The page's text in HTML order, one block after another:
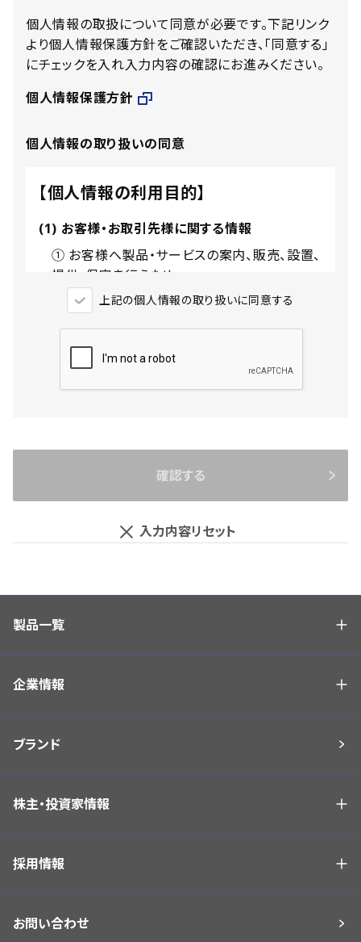
個人情報の取扱について同意が必要です。下記リンク
より個人情報保護方針をご確認いただき、「同意する」
にチェックを入れ入力内容の確認にお進みください。
個人情報保護方針
個人情報の取り扱いの同意
【個人情報の利用目的】
(1) お客様・お取引先様に関する情報
① お客様へ製品・サービスの案内、販売、設置、
提供、保守を行うため
② お客様へ各種アンケートを依頼するため
③ お客様へキャンペーン・展示会等イベントの
案内を行うため
④ お客様へ各種資料・サンプルの提供を行うた
のご請求、お支払い等を行うため
⑧ 各種製品・サービス等の企画・開発のため
(2) 各種研究会・各種業界団体に関する情報
② お客様へ各種アンケートを依頼するため
③ お客様へキャンペーン・展示会等イベントの
④ お客様へ各種資料・サンプルの提供を行うた
め
を行うため
⑥ お取引先への発注および諸連絡のため
のご請求、お支払い等を行うため
⑧ 各種製品・サービス等の企画・開発のため
(3) 株主様に関する情報
① 株主様への諸連絡・資料送達のため
(4) 採用応募者に関する情報
① 採用選考のため
上記の個人情報の取り扱いに同意する
確認する
入力内容リセット
製品一覧
企業情報
ブランド
株主・投資家情報
採用情報
お問い合わせ